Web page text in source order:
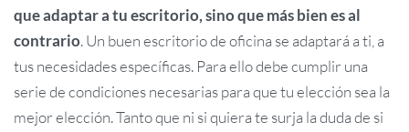
que adaptar a tu escritorio, sino que más bien es al
contrario. Un buen escritorio de oficina se adaptará a ti, a
tus necesidades específicas. Para ello debe cumplir una
serie de condiciones necesarias para que tu elección sea la
mejor elección. Tanto que ni si quiera te surja la duda de si